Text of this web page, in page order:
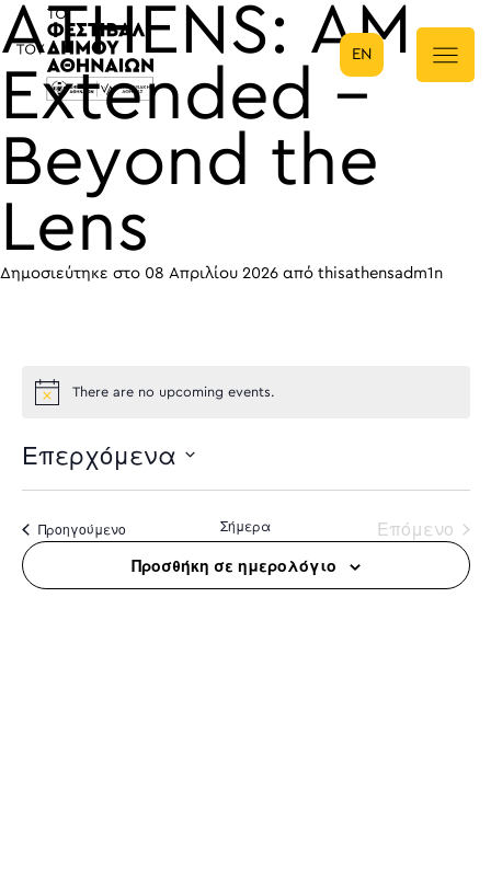
Κύρια πλοήγηση
EN
ATHENS: AM
Extended –
Beyond the
Lens
Δημοσιεύτηκε στο 08 Απριλίου 2026 από thisathensadm1n
There are no upcoming events.
Επερχόμενα
Προηγούμενο Σήμερα Επόμενο
Προσθήκη σε ημερολόγιο